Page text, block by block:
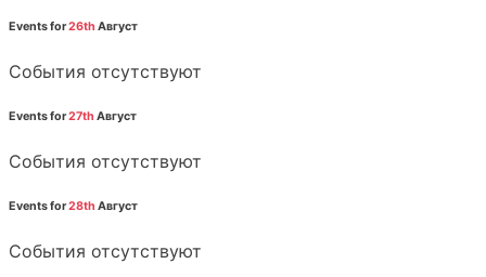
Events for26th Август
События отсутствуют
Events for27th Август
События отсутствуют
Events for28th Август
События отсутствуют